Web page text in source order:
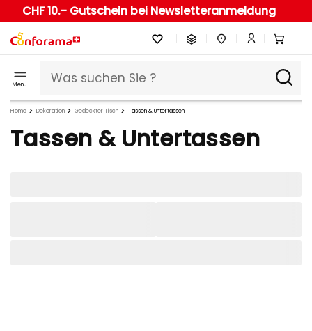
CHF 10.- Gutschein bei Newsletteranmeldung
Menü
Home Dekoration Gedeckter Tisch Tassen & Untertassen
Tassen & Untertassen